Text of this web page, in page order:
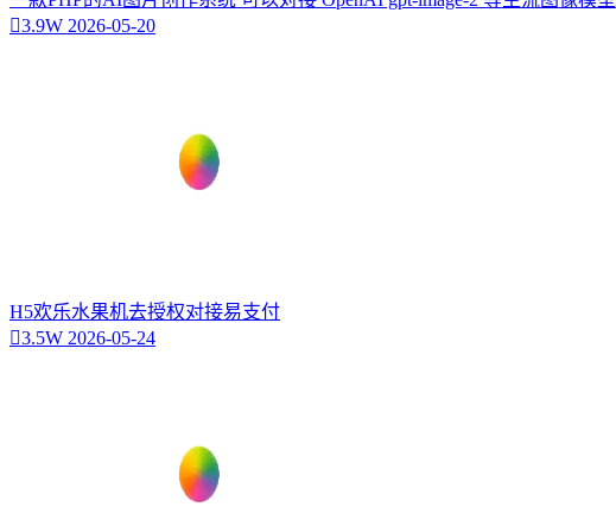
3.9W 2026-05-20
H5欢乐水果机去授权对接易支付
3.5W 2026-05-24